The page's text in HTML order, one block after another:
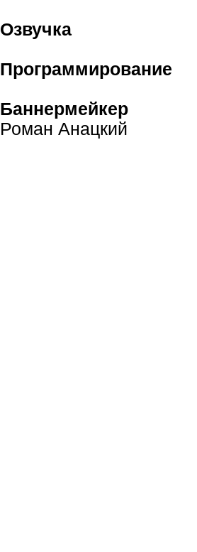
Озвучка
Программирование
Баннермейкер
Роман Анацкий